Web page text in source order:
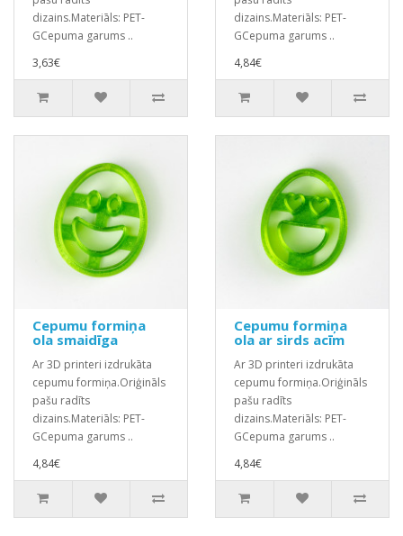
dizains.Materiāls: PET-
GCepuma garums ..
3,63€
dizains.Materiāls: PET-
GCepuma garums ..
4,84€
Cepumu formiņa
ola smaidīga
Ar 3D printeri izdrukāta
cepumu formiņa.Oriģināls
pašu radīts
dizains.Materiāls: PET-
GCepuma garums ..
4,84€
Cepumu formiņa
ola ar sirds acīm
Ar 3D printeri izdrukāta
cepumu formiņa.Oriģināls
pašu radīts
dizains.Materiāls: PET-
GCepuma garums ..
4,84€